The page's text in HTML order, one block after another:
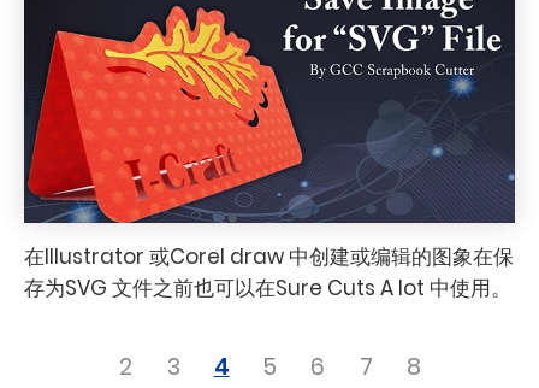
在Illustrator 或Corel draw 中创建或编辑的图象在保
存为SVG 文件之前也可以在Sure Cuts A lot 中使用。
2 3 4 5 6 7 8